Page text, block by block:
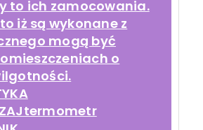
to ich zamocowania.
iż są wykonane z
mogą być
o